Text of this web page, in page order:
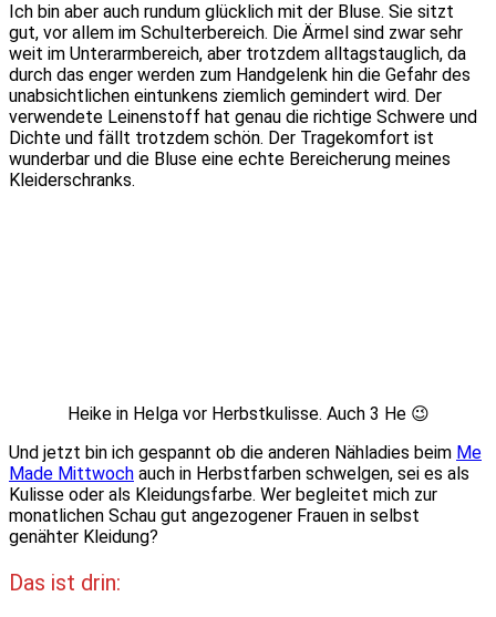
Ich bin aber auch rundum glücklich mit der Bluse. Sie sitzt
gut, vor allem im Schulterbereich. Die Ärmel sind zwar sehr
weit im Unterarmbereich, aber trotzdem alltagstauglich, da
durch das enger werden zum Handgelenk hin die Gefahr des
unabsichtlichen eintunkens ziemlich gemindert wird. Der
verwendete Leinenstoff hat genau die richtige Schwere und
Dichte und fällt trotzdem schön. Der Tragekomfort ist
wunderbar und die Bluse eine echte Bereicherung meines
Kleiderschranks.
Heike in Helga vor Herbstkulisse. Auch 3 He 😉
Und jetzt bin ich gespannt ob die anderen Nähladies beim Me
Made Mittwoch auch in Herbstfarben schwelgen, sei es als
Kulisse oder als Kleidungsfarbe. Wer begleitet mich zur
monatlichen Schau gut angezogener Frauen in selbst
genähter Kleidung?
Das ist drin: